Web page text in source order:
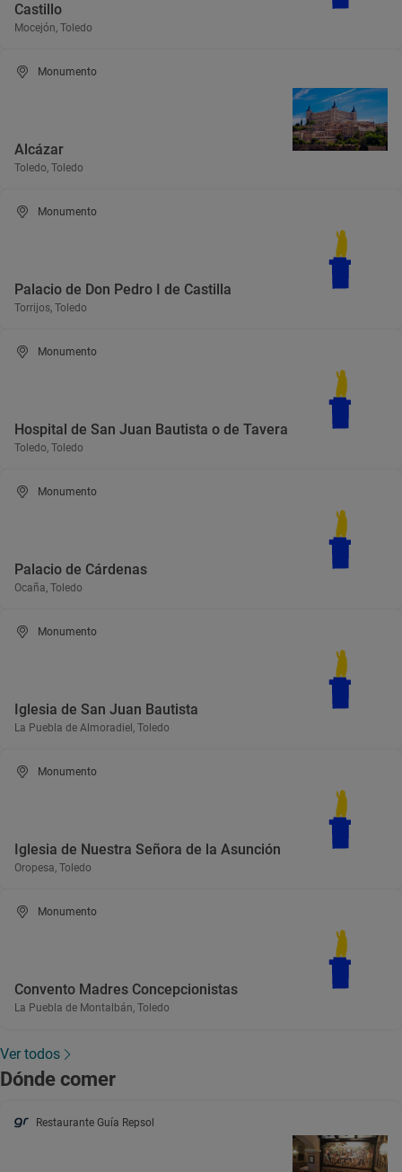
Castillo
Mocejón, Toledo
Monumento
Alcázar
Toledo, Toledo
Monumento
Palacio de Don Pedro I de Castilla
Torrijos, Toledo
Monumento
Hospital de San Juan Bautista o de Tavera
Toledo, Toledo
Monumento
Palacio de Cárdenas
Ocaña, Toledo
Monumento
Iglesia de San Juan Bautista
La Puebla de Almoradiel, Toledo
Monumento
Iglesia de Nuestra Señora de la Asunción
Oropesa, Toledo
Monumento
Convento Madres Concepcionistas
La Puebla de Montalbán, Toledo
Ver todos
Dónde comer
Restaurante Guía Repsol